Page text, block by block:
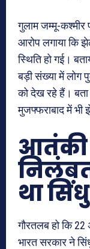
गुलाम जम्मू-कश्मीर
आरोप लगाया कि
स्थिति हो गई।
बड़ी संख्या में लोग
को देख रहे हैं। बता
मुजफ्फराबाद में भी
आतंकी
था
गौरतलब हो कि
भारत सरकार ने